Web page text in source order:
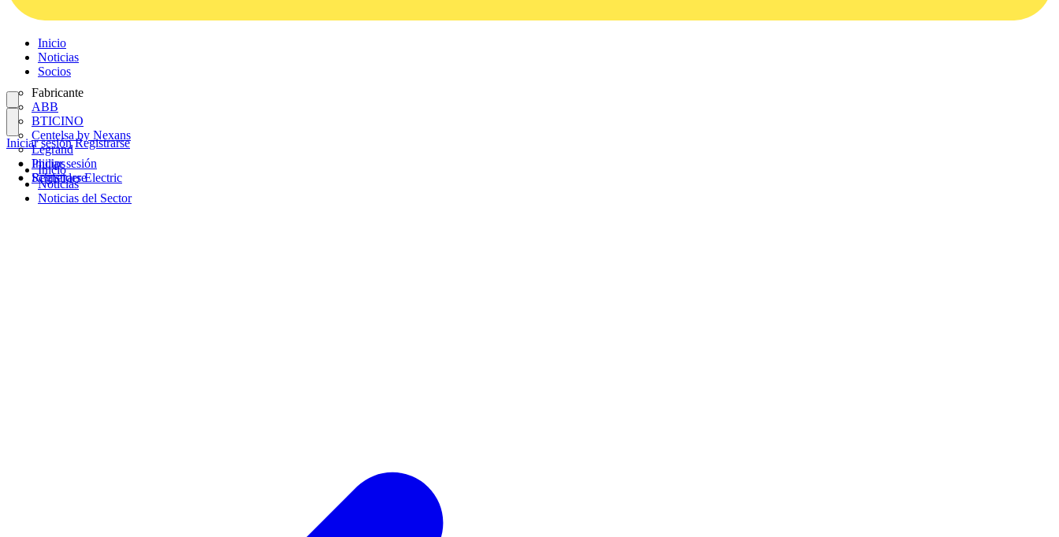
Inicio
Noticias
Socios
Fabricante
ABB
BTICINO
Centelsa by Nexans
Legrand
Philips
Schneider Electric
Iniciar sesión
Registrarse
Iniciar sesión Registrarse
Inicio
Noticias
Noticias del Sector